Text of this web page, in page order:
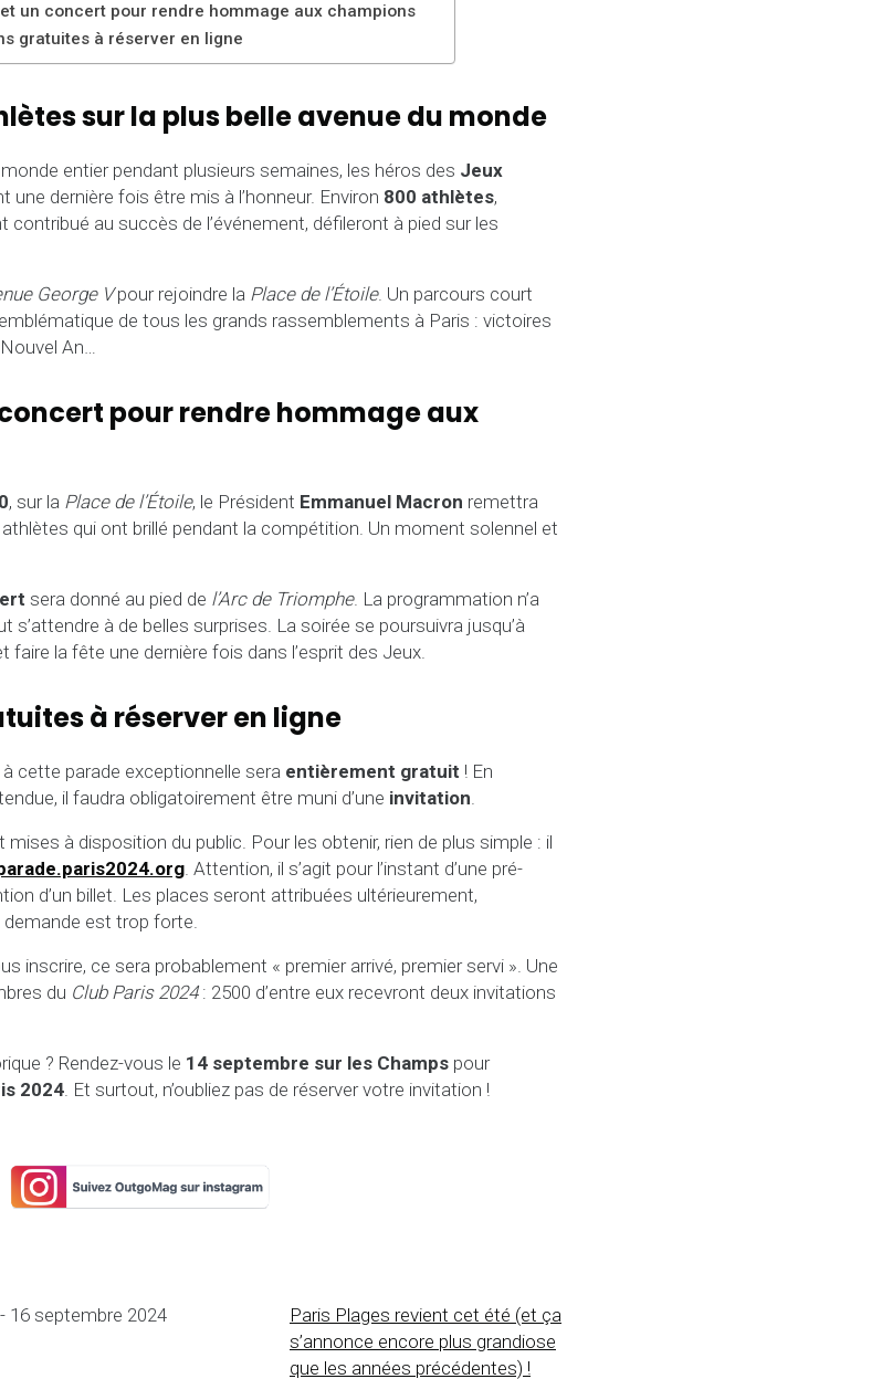
un concert pour rendre hommage aux champions
gratuites à réserver en ligne
sur la plus belle avenue du monde
entier pendant plusieurs semaines, les héros des Jeux
une dernière fois être mis à l’honneur. Environ 800 athlètes,
au succès de l’événement, défileront à pied sur les
George Vpour rejoindre la Place de l’Étoile. Un parcours court
de tous les grands rassemblements à Paris : victoires
An…
pour rendre hommage aux
, sur la Place de l’Étoile, le Président Emmanuel Macron remettra
athlètes qui ont brillé pendant la compétition. Un moment solennel et
sera donné au pied de l’Arc de Triomphe. La programmation n’a
s’attendre à de belles surprises. La soirée se poursuivra jusqu’à
faire la fête une dernière fois dans l’esprit des Jeux.
à réserver en ligne
à cette parade exceptionnelle sera entièrement gratuit ! En
il faudra obligatoirement être muni d’une invitation.
mises à disposition du public. Pour les obtenir, rien de plus simple : il
. Attention, il s’agit pour l’instant d’une pré-
d’un billet. Les places seront attribuées ultérieurement,
demande est trop forte.
inscrire, ce sera probablement « premier arrivé, premier servi ». Une
du Club Paris 2024: 2500 d’entre eux recevront deux invitations
? Rendez-vous le 14 septembre sur les Champs pour
2024. Et surtout, n’oubliez pas de réserver votre invitation !
- 16 septembre 2024
Paris Plages revient cet été (et ça
s’annonce encore plus grandiose
que les années précédentes) !